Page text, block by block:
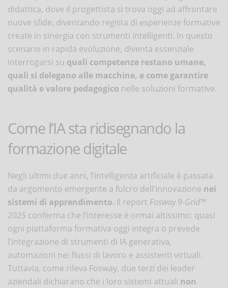
didattica, dove il progettista si trova oggi ad affrontare
nuove sfide, diventando regista di esperienze formative
create in sinergia con strumenti intelligenti. In questo
scenario in rapida evoluzione, diventa essenziale
interrogarsi su quali competenze restano umane,
quali si delegano alle macchine, e come garantire
qualità e valore pedagogico nelle soluzioni formative.
Come l’IA sta ridisegnando la
formazione digitale
Negli ultimi due anni, l’intelligenza artificiale è passata
da argomento emergente a fulcro dell’innovazione nei
sistemi di apprendimento. Il report Fosway 9-Grid™
2025 conferma che l’interesse è ormai altissimo: quasi
ogni piattaforma formativa oggi integra o prevede
l’integrazione di strumenti di IA generativa,
automazioni nei flussi di lavoro e assistenti virtuali.
Tuttavia, come rileva Fosway, due terzi dei leader
aziendali dichiarano che i loro sistemi attuali non